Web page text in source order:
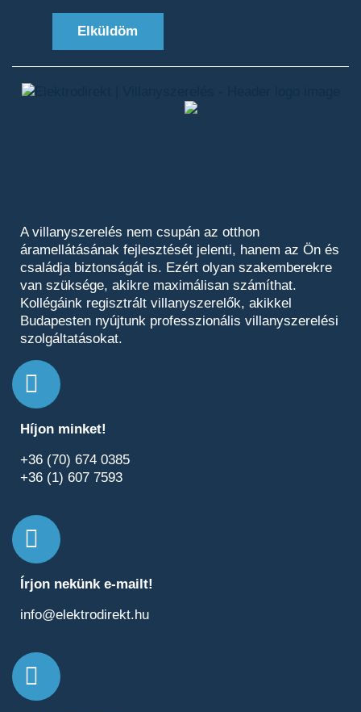
Elküldöm
A villanyszerelés nem csupán az otthon
áramellátásának fejlesztését jelenti, hanem az Ön és
családja biztonságát is. Ezért olyan szakemberekre
van szüksége, akikre maximálisan számíthat.
Kollégáink regisztrált villanyszerelők, akikkel
Budapesten nyújtunk professzionális villanyszerelési
szolgáltatásokat.
Híjon minket!
+36 (70) 674 0385
+36 (1) 607 7593
Írjon nekünk e-mailt!
info@elektrodirekt.hu